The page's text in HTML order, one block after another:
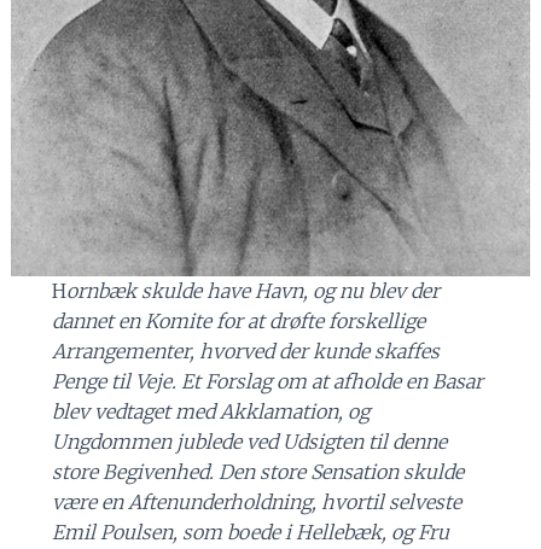
Hornbæk skulde have Havn, og nu blev der
dannet en Komite for at drøfte forskellige
Arrangementer, hvorved der kunde skaffes
Penge til Veje. Et Forslag om at afholde en Basar
blev vedtaget med Akklamation, og
Ungdommen jublede ved Udsigten til denne
store Begivenhed. Den store Sensation skulde
være en Aftenunderholdning, hvortil selveste
Emil Poulsen, som boede i Hellebæk, og Fru